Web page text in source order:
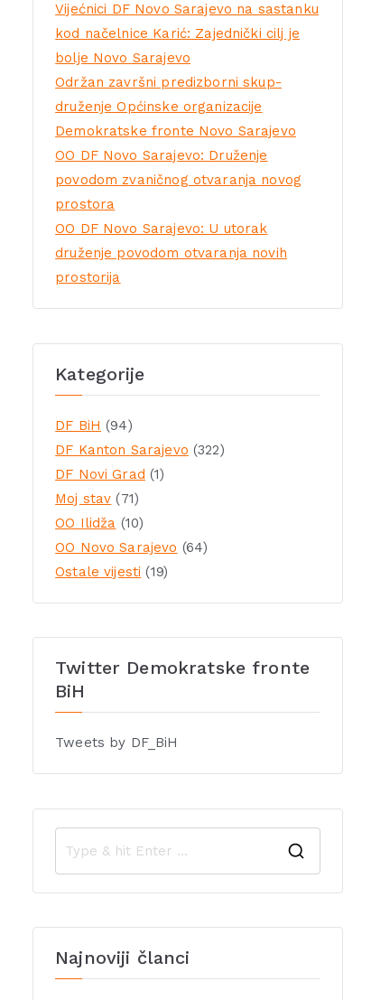
Vijećnici DF Novo Sarajevo na sastanku
kod načelnice Karić: Zajednički cilj je
bolje Novo Sarajevo
Održan završni predizborni skup-
druženje Općinske organizacije
Demokratske fronte Novo Sarajevo
OO DF Novo Sarajevo: Druženje
povodom zvaničnog otvaranja novog
prostora
OO DF Novo Sarajevo: U utorak
druženje povodom otvaranja novih
prostorija
Kategorije
DF BiH (94)
DF Kanton Sarajevo (322)
DF Novi Grad (1)
Moj stav (71)
OO Ilidža (10)
OO Novo Sarajevo (64)
Ostale vijesti (19)
Twitter Demokratske fronte
BiH
Tweets by DF_BiH
Najnoviji članci